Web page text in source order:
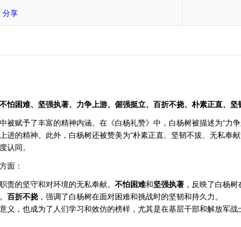
分享
怕困难、坚强执著、力争上游、倔强挺立、百折不挠、朴素正直、坚
被赋予了丰富的精神内涵。在《白杨礼赞》中，白杨树被描述为“力
的精神。此外，白杨树还被赞美为“朴素正直、坚韧不拔、无私奉
认同。
面：
责的坚守和对环境的无私奉献。 不怕困难和坚强执著 ，反映了白杨
百折不挠 ，强调了白杨树在面对困难和挑战时的坚韧和持久力。
义，也成为了人们学习和效仿的榜样，尤其是在基层干部和解放军